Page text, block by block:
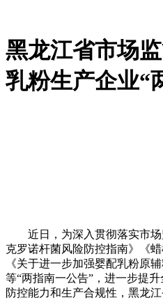
黑龙江省市场
乳粉生产企业“
近日，为深入贯彻落实市场
克罗诺杆菌风险防控指南》《
《关于进一步加强婴配乳粉原
等“两指南一公告”，进一步提
防控能力和生产合规性，黑龙